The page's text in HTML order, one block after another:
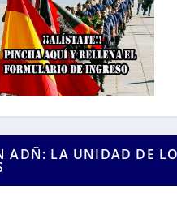
ADÑ: LA UNIDAD DE